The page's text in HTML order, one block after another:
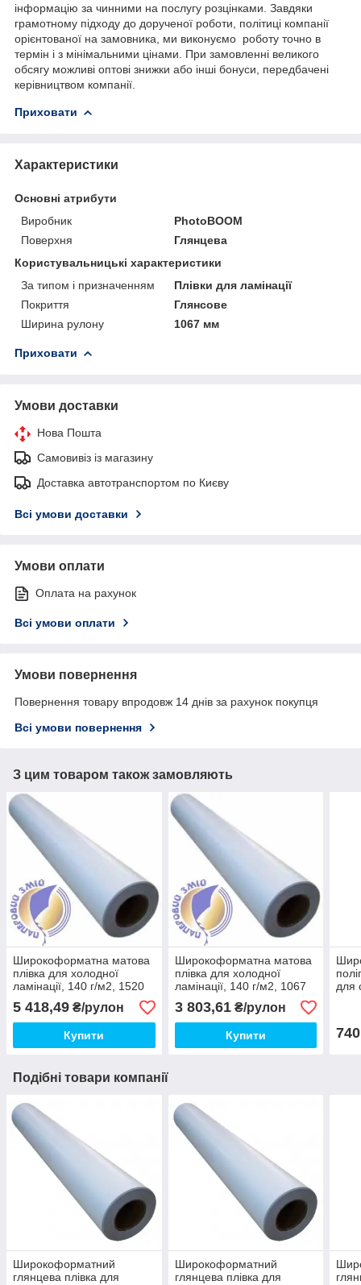
інформацію за чинними на послугу розцінками. Завдяки
грамотному підходу до дорученої роботи, політиці компанії
орієнтованої на замовника, ми виконуємо роботу точно в
термін і з мінімальними цінами. При замовленні великого
обсягу можливі оптові знижки або інші бонуси, передбачені
керівництвом компанії.
Приховати
Характеристики
Основні атрибути
Виробник
PhotoBOOM
Поверхня
Глянцева
Користувальницькі характеристики
За типом і призначенням
Плівки для ламінації
Покриття
Глянсове
Ширина рулону
1067 мм
Приховати
Умови доставки
Нова Пошта
Самовивіз із магазину
Доставка автотранспортом по Києву
Всі умови доставки
Умови оплати
Оплата на рахунок
Всі умови оплати
Умови повернення
Повернення товару впродовж 14 днів за рахунок покупця
Всі умови повернення
З цим товаром також замовляють
Широкоформатна матова
плівка для холодної
ламінації, 140 г/м2, 1520
мм х 50 метрів
5 418,49 ₴/рулон
Купити
Широкоформатна матова
плівка для холодної
ламінації, 140 г/м2, 1067
мм х 50 метрів
3 803,61₴/рулон
Купити
для
Подібні товари компанії
Широкоформатний
глянцева плівка для
Широкоформатний
глянцева плівка для